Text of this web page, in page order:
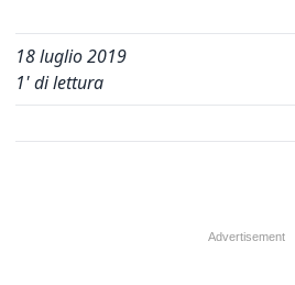
18 luglio 2019
1' di lettura